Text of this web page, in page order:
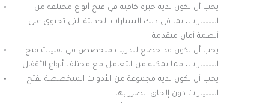
يجب أن يكون لديه خبرة كافية في فتح أنواع مختلفة من
السيارات، بما في ذلك السيارات الحديثة التي تحتوي على
أنظمة أمان متقدمة.
يجب أن يكون قد خضع لتدريب متخصص في تقنيات فتح
السيارات، مما يمكنه من التعامل مع مختلف أنواع الأقفال.
يجب أن يكون لديه مجموعة من الأدوات المتخصصة لفتح
السيارات دون إلحاق الضرر بها.